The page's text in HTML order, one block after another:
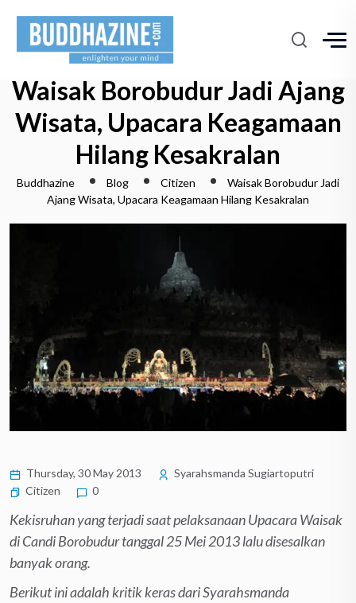
Waisak Borobudur Jadi Ajang
Wisata, Upacara Keagamaan
Hilang Kesakralan
Buddhazine Blog Citizen
Waisak Borobudur Jadi
Ajang Wisata, Upacara Keagamaan Hilang Kesakralan
Thursday, 30 May 2013
Syarahsmanda Sugiartoputri
Citizen
0
Kekisruhan yang terjadi saat pelaksanaan Upacara Waisak
di Candi Borobudur tanggal 25 Mei 2013 lalu disesalkan
banyak orang.
Berikut ini adalah kritik keras dari Syarahsmanda